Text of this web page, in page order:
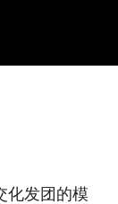
化发团的模